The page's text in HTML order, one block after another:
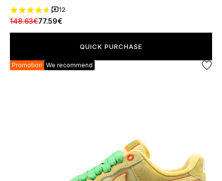
12
148.63€77.59€
QUICK PURCHASE
Promotion We recommend